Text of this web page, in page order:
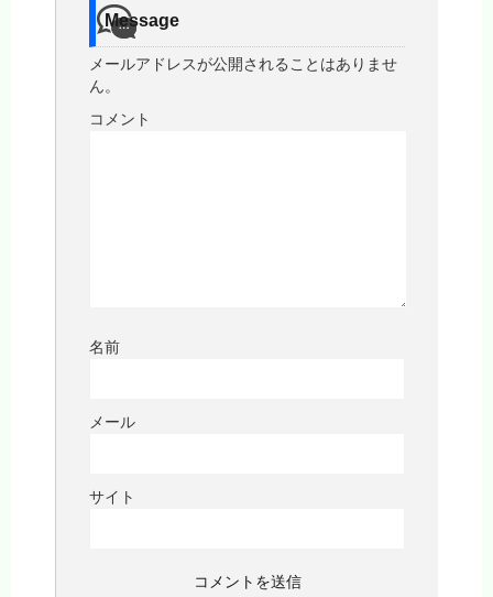
Message
メールアドレスが公開されることはありませ
ん。
コメント
名前
メール
サイト